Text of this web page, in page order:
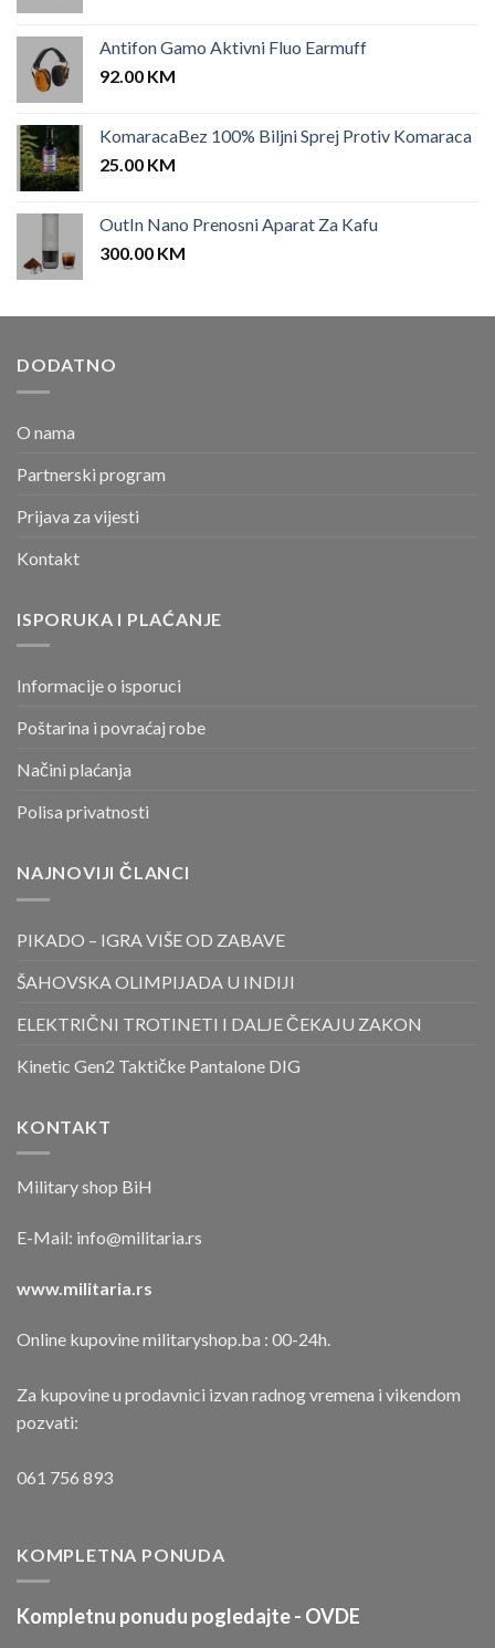
Antifon Gamo Aktivni Fluo Earmuff
92.00 KM
KomaracaBez 100% Biljni Sprej Protiv Komaraca
25.00 KM
OutIn Nano Prenosni Aparat Za Kafu
300.00 KM
DODATNO
O nama
Partnerski program
Prijava za vijesti
Kontakt
ISPORUKA I PLAĆANJE
Informacije o isporuci
Poštarina i povraćaj robe
Načini plaćanja
Polisa privatnosti
NAJNOVIJI ČLANCI
PIKADO – IGRA VIŠE OD ZABAVE
ŠAHOVSKA OLIMPIJADA U INDIJI
ELEKTRIČNI TROTINETI I DALJE ČEKAJU ZAKON
Kinetic Gen2 Taktičke Pantalone DIG
KONTAKT
Military shop BiH
E-Mail: info@militaria.rs
www.militaria.rs
Online kupovine militaryshop.ba : 00-24h.
Za kupovine u prodavnici izvan radnog vremena i vikendom
pozvati:
061 756 893
KOMPLETNA PONUDA
Kompletnu ponudu pogledajte - OVDE